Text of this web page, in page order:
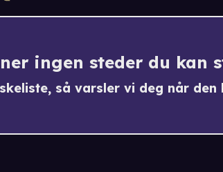
ingen steder du kan
så varsler vi deg når